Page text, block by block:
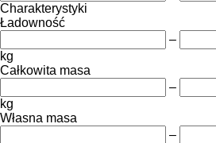
Charakterystyki
Ładowność
–
kg
Całkowita masa
–
kg
Własna masa
–